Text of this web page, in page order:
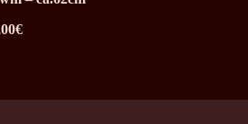
:
€Le
est :